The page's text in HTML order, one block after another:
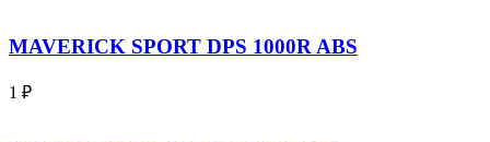
MAVERICK SPORT DPS 1000R ABS
1 ₽